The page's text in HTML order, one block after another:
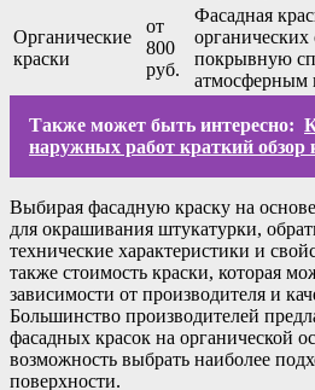
Органические
краски
от
800
руб.
Фасадная
покрывную
атмосферным
Также может быть интересно:
наружных работ краткий обзор
Выбирая фасадную краску на
для окрашивания штукатурки,
технические характеристики и
также стоимость краски, которая
зависимости от производителя и
Большинство производителей
фасадных красок на органической
возможность выбрать наиболее
поверхности.